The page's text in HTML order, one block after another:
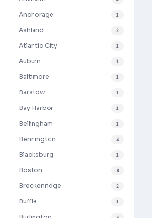
Anchorage 1
Ashland 3
Atlantic City 1
Auburn 1
Baltimore 1
Barstow 1
Bay Harbor 1
Bellingham 1
Bennington 4
Blacksburg 1
Boston 8
Breckenridge 2
Buffle 1